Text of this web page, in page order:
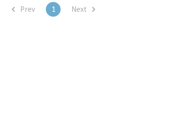
Prev 1 Next